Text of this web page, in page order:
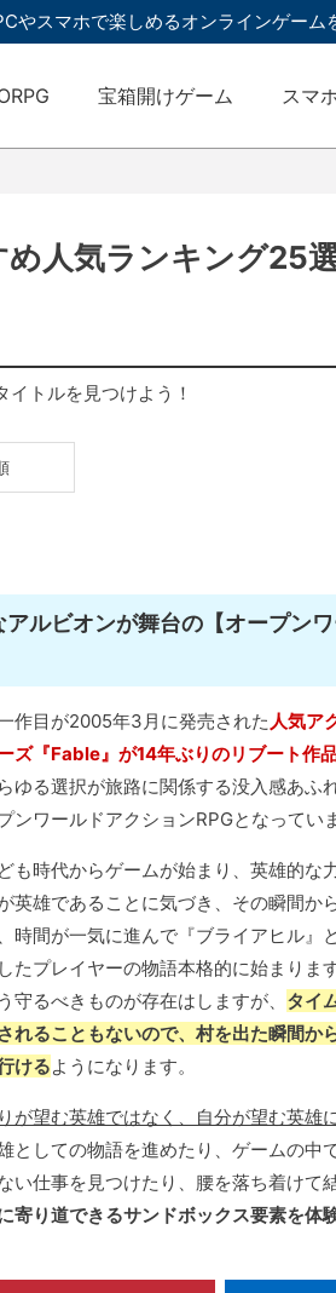
やスマホで楽しめるオンラインゲーム
宝箱開けゲーム スマ
め人気ランキング25
トルを見つけよう！
ルビオンが舞台の【オープン
作目が2005年3月に発売された 人気ア
ズ『Fable』が14年ぶりのリブート作
ゆる選択が旅路に関係する没入感あふ
ンワールドアクションRPGとなってい
も時代からゲームが始まり、英雄的な
英雄であることに気づき、その瞬間か
時間が一気に進んで『ブライアヒル』
たプレイヤーの物語本格的に始まりま
守るべきものが存在はしますが、 タイ
れることもないので、村を出た瞬間か
けるようになります。
が望む英雄ではなく、自分が望む英雄
としての物語を進めたり、ゲームの中
い仕事を見つけたり、腰を落ち着けて
寄り道できるサンドボックス要素を体